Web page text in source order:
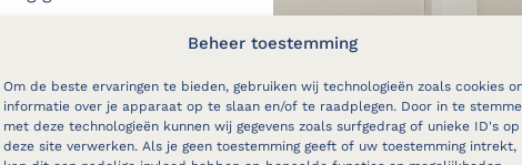
Beheer toestemming
Om de beste ervaringen te bieden, gebruiken wij technologieën zoals cookies
informatie over je apparaat op te slaan en/of te raadplegen. Door in te
met deze technologieën kunnen wij gegevens zoals surfgedrag of unieke ID's op
deze site verwerken. Als je geen toestemming geeft of uw toestemming intrekt,